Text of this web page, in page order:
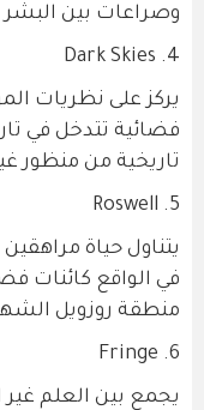
وصراعات بين
4. Dark Skies
يركز على نظريات
فضائية تتدخل في
تاريخية من منظور
5. Roswell
يتناول حياة
في الواقع كائنات
منطقة روزويل
6. Fringe
يجمع بين العلم غير